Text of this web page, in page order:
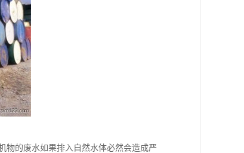
物的废水如果排入自然水体必然会造成严